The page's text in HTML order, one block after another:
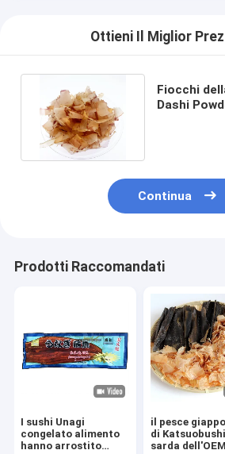
Ottieni Il Miglior
Fiocchi
Dashi
Continua
Prodotti Raccomandati
I sushi Unagi
congelato alimento
hanno arrostito
il pesce
di
sarda